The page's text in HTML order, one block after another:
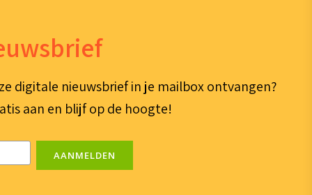
digitale nieuwsbrief in je mailbox ontvangen?
aan en blijf op de hoogte!
AANMELDEN